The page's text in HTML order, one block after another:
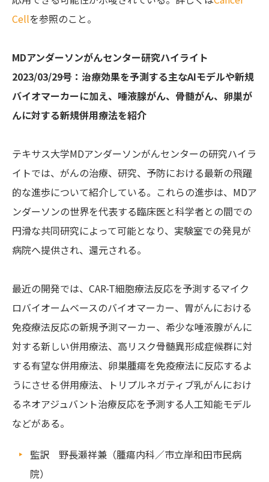
Cellを参照のこと。
MDアンダーソンがんセンター研究ハイライト
2023/03/29号：治療効果を予測する主なAIモデルや新規
バイオマーカーに加え、唾液腺がん、骨髄がん、卵巣が
んに対する新規併用療法を紹介
テキサス大学MDアンダーソンがんセンターの研究ハイラ
イトでは、がんの治療、研究、予防における最新の飛躍
的な進歩について紹介している。これらの進歩は、MDア
ンダーソンの世界を代表する臨床医と科学者との間での
円滑な共同研究によって可能となり、実験室での発見が
病院へ提供され、還元される。
最近の開発では、CAR-T細胞療法反応を予測するマイク
ロバイオームベースのバイオマーカー、胃がんにおける
免疫療法反応の新規予測マーカー、希少な唾液腺がんに
対する新しい併用療法、高リスク骨髄異形成症候群に対
する有望な併用療法、卵巣腫瘍を免疫療法に反応するよ
うにさせる併用療法、トリプルネガティブ乳がんにおけ
るネオアジュバント治療反応を予測する人工知能モデル
などがある。
監訳 野長瀬祥兼（腫瘍内科／市立岸和田市民病
院）